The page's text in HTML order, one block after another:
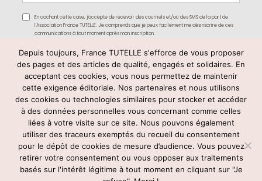
En cochant cette case, j'accepte de recevoir des courriels et/ou des SMS de la part de
l'Association France TUTELLE. Je comprends que je peux facilement me désinscrire de ces
communications à tout moment après mon inscription.
Rejoignez-nous
Depuis toujours, France TUTELLE s'efforce de vous proposer
des pages et des articles de qualité, engagés et solidaires. En
acceptant ces cookies, vous nous permettez de maintenir
cette exigence éditoriale. Nos partenaires et nous utilisons
des cookies ou technologies similaires pour stocker et accéder
à des données personnelles vous concernant comme celles
liées à votre visite sur ce site. Nous pouvons également
utiliser des traceurs exemptés du recueil du consentement
pour le dépôt de cookies de mesure d’audience. Vous pouvez
retirer votre consentement ou vous opposer aux traitements
basés sur l'intérêt légitime à tout moment en cliquant sur "Je